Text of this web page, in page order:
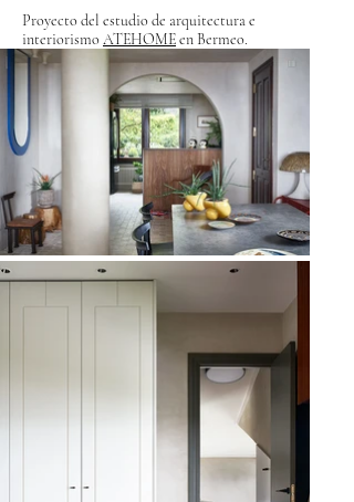
Proyecto del estudio de arquitectura e
interiorismoATEHOMEen Bermeo.